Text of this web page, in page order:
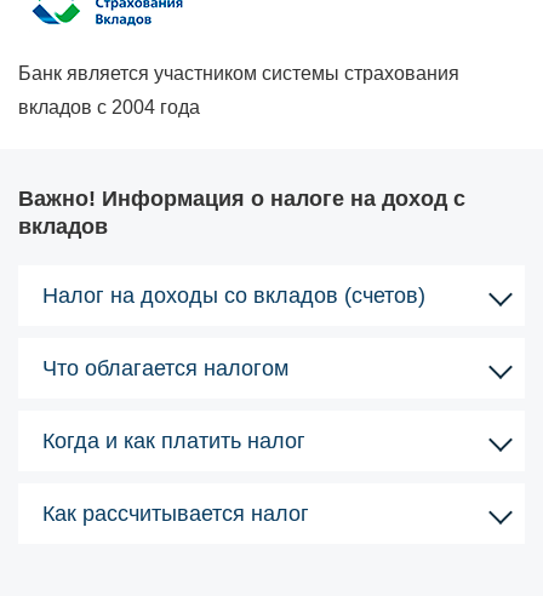
Банк является участником системы страхования
вкладов с 2004 года
Важно! Информация о налоге на доход с
вкладов
Налог на доходы со вкладов (счетов)
Что облагается налогом
Когда и как платить налог
Как рассчитывается налог